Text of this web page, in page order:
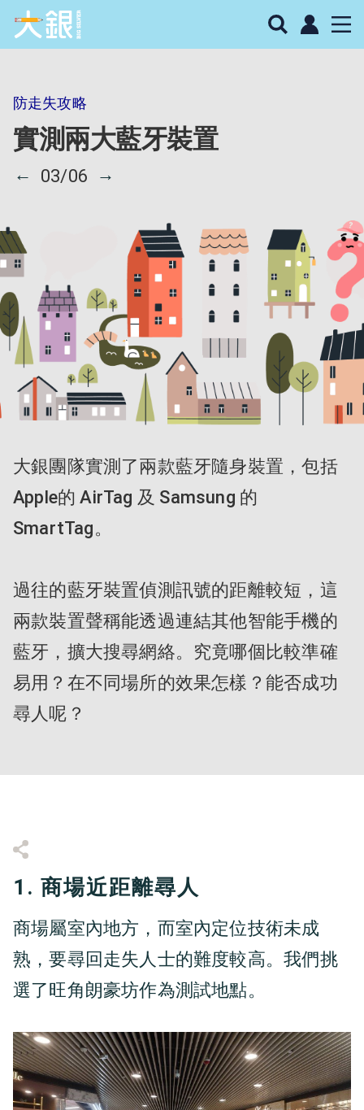
防走失攻略
實測兩大藍牙裝置
← 03/06 →
大銀團隊實測了兩款藍牙隨身裝置，包括
Apple的 AirTag 及 Samsung 的
SmartTag。
過往的藍牙裝置偵測訊號的距離較短，這
兩款裝置聲稱能透過連結其他智能手機的
藍牙，擴大搜尋網絡。究竟哪個比較準確
易用？在不同場所的效果怎樣？能否成功
尋人呢？
1. 商場近距離尋人
商場屬室內地方，而室內定位技術未成
熟，要尋回走失人士的難度較高。我們挑
選了旺角朗豪坊作為測試地點。